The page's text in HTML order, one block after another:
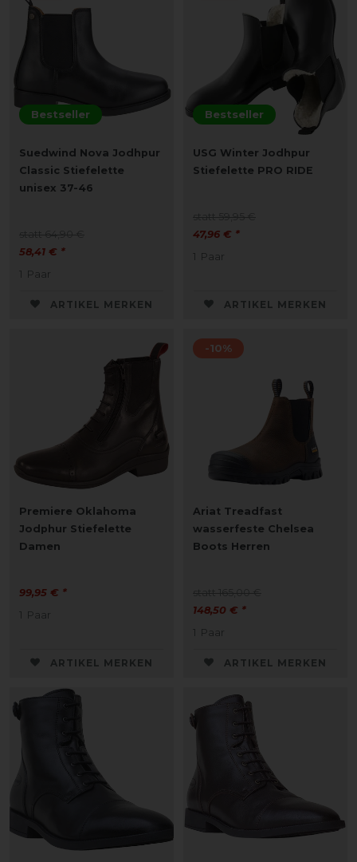
Bestseller
Suedwind Nova Jodhpur
Classic Stiefelette
unisex 37-46
58,41 € *
1 Paar
ARTIKEL MERKEN
Bestseller
USG Winter Jodhpur
Stiefelette PRO RIDE
47,96 € *
1 Paar
ARTIKEL MERKEN
Premiere Oklahoma
Jodphur Stiefelette
Damen
99,95 € *
1 Paar
ARTIKEL MERKEN
-10%
Ariat Treadfast
wasserfeste Chelsea
Boots Herren
148,50 € *
1 Paar
ARTIKEL MERKEN